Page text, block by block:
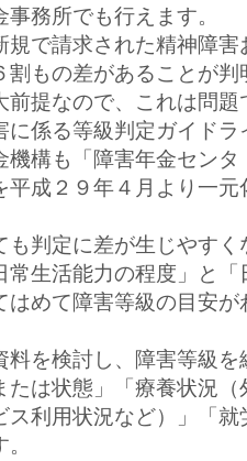
務所でも行えます。
規で請求された精神障害
割もの差があることが判
前提なので、これは問題
に係る等級判定ガイドラ
構も「障害年金センタ
平成２９年４月より一元
も判定に差が生じやすく
常生活能力の程度」と「
はめて障害等級の目安が
料を検討し、障害等級を
たは状態」「療養状況（
ス利用状況など）」「就